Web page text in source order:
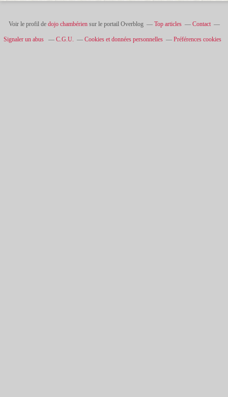
Voir le profil de dojo chambériensur le portail Overblog Top articles Contact
Signaler un abus C.G.U. Cookies et données personnelles Préférences cookies